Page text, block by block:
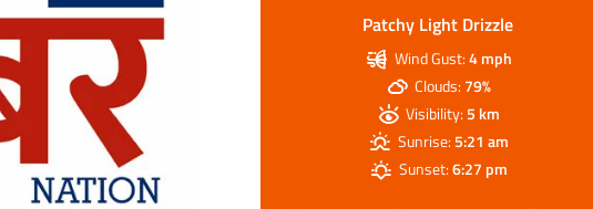
Patchy Light Drizzle
Wind Gust:4 mph
Clouds:79%
Visibility:5 km
Sunrise:5:21 am
Sunset:6:27 pm